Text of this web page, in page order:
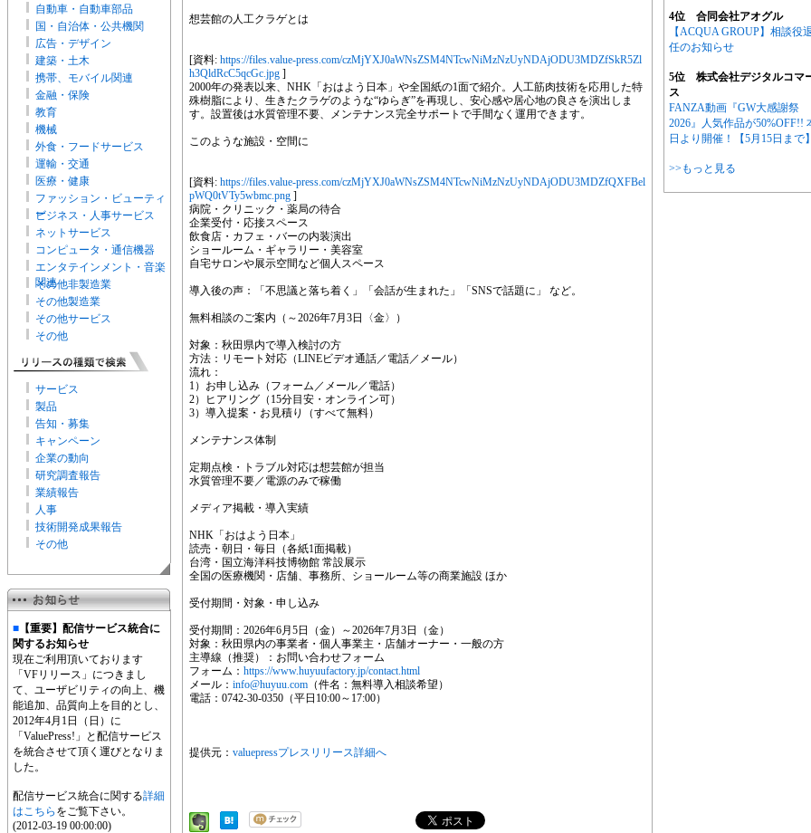
自動車・自動車部品
国・自治体・公共機関
広告・デザイン
建築・土木
携帯、モバイル関連
金融・保険
教育
機械
外食・フードサービス
運輸・交通
医療・健康
ファッション・ビューティ
ー
ビジネス・人事サービス
ネットサービス
コンピュータ・通信機器
エンタテインメント・音楽
関連
その他非製造業
その他製造業
その他サービス
その他
サービス
製品
告知・募集
キャンペーン
企業の動向
研究調査報告
業績報告
人事
技術開発成果報告
その他
■ 【重要】配信サービス統合に
関するお知らせ
現在ご利用頂いております
「VFリリース」につきまし
て、ユーザビリティの向上、機
能追加、品質向上を目的とし、
2012年4月1日（日）に
「ValuePress!」と配信サービス
を統合させて頂く運びとなりま
した。
配信サービス統合に関する詳細
はこちら をご覧下さい。
(2012-03-19 00:00:00)
想芸館の人工クラゲとは
[資料: https://files.value-press.com/czMjYXJ0aWNsZSM4NTcwNiMzNzUyNDAjODU3MDZfSkR5Zl
h3QldRcC5qcGc.jpg ]
2000年の発表以来、NHK「おはよう日本」や全国紙の1面で紹介。人工筋肉技術を応用した特
殊樹脂により、生きたクラゲのような“ゆらぎ”を再現し、安心感や居心地の良さを演出しま
す。設置後は水質管理不要、メンテナンス完全サポートで手間なく運用できます。
このような施設・空間に
[資料: https://files.value-press.com/czMjYXJ0aWNsZSM4NTcwNiMzNzUyNDAjODU3MDZfQXFBel
pWQ0tVTy5wbmc.png ]
病院・クリニック・薬局の待合
企業受付・応接スペース
飲食店・カフェ・バーの内装演出
ショールーム・ギャラリー・美容室
自宅サロンや展示空間など個人スペース
導入後の声：「不思議と落ち着く」「会話が生まれた」「SNSで話題に」 など。
無料相談のご案内（～2026年7月3日〈金〉）
対象：秋田県内で導入検討の方
方法：リモート対応（LINEビデオ通話／電話／メール）
流れ：
1）お申し込み（フォーム／メール／電話）
2）ヒアリング（15分目安・オンライン可）
3）導入提案・お見積り（すべて無料）
メンテナンス体制
定期点検・トラブル対応は想芸館が担当
水質管理不要／電源のみで稼働
メディア掲載・導入実績
NHK「おはよう日本」
読売・朝日・毎日（各紙1面掲載）
台湾・国立海洋科技博物館 常設展示
全国の医療機関・店舗、事務所、ショールーム等の商業施設 ほか
受付期間・対象・申し込み
受付期間：2026年6月5日（金）～2026年7月3日（金）
対象：秋田県内の事業者・個人事業主・店舗オーナー・一般の方
主導線（推奨）：お問い合わせフォーム
フォーム： https://www.huyuufactory.jp/contact.html
メール： info@huyuu.com （件名：無料導入相談希望）
電話：0742-30-0350（平日10:00～17:00）
提供元： valuepressプレスリリース詳細へ
4位 合同会社アオグル
【ACQUA GROUP】相談役
任のお知らせ
5位 株式会社デジタルコマ
ス
FANZA動画『GW大感謝祭
2026』人気作品が50%OFF!!
日より開催！【5月15日まで】
>>もっと見る